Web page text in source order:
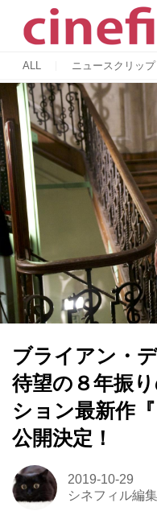
ALL ニュースクリップ
ブライアン・
待望の８年振
ション最新作
公開決定！
2019-10-29
シネフィル編